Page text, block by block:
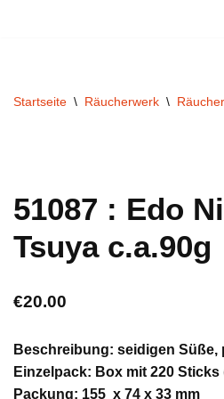
Startseite \ Räucherwerk \
51087 : Edo
Tsuya c.a.90g
€20.00
Beschreibung: seidigen Süße,
Einzelpack: Box mit 220 Sticks
Packung: 155 x 74 x 33 mm